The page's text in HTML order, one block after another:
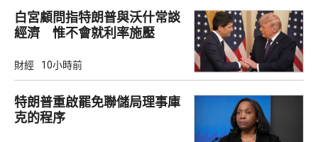
白宮顧問指特朗普與沃什常談
經濟 惟不會就利率施壓
財經 10小時前
特朗普重啟罷免聯儲局理事庫
克的程序